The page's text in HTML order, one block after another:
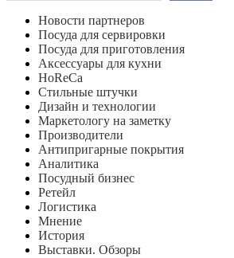
Новости партнеров
Посуда для сервировки
Посуда для приготовления
Аксессуары для кухни
HoReCa
Стильные штучки
Дизайн и технологии
Маркетологу на заметку
Производители
Антипригарные покрытия
Аналитика
Посудный бизнес
Ретейл
Логистика
Мнение
История
Выставки. Обзоры